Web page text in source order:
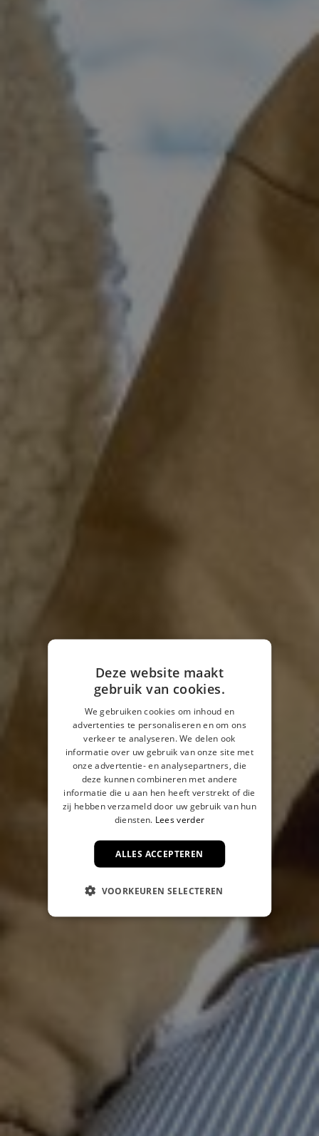
Deze website maakt
gebruik van cookies.
We gebruiken cookies om inhoud en
advertenties te personaliseren en om ons
verkeer te analyseren. We delen ook
informatie over uw gebruik van onze site met
onze advertentie- en analysepartners, die
deze kunnen combineren met andere
informatie die u aan hen heeft verstrekt of die
zij hebben verzameld door uw gebruik van hun
diensten. Lees verder
ALLES ACCEPTEREN
VOORKEUREN SELECTEREN